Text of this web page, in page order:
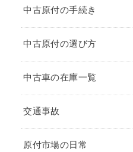
中古原付の手続き
中古原付の選び方
中古車の在庫一覧
交通事故
原付市場の日常